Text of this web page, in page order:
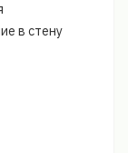
в стену